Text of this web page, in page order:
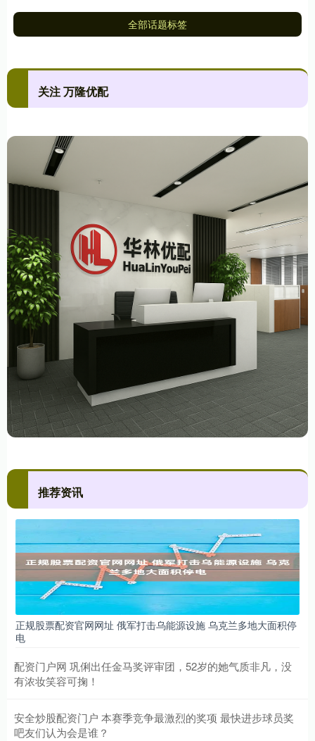
全部话题标签
关注 万隆优配
推荐资讯
正规股票配资官网网址 俄军打击乌能源设施 乌克兰多地大面积停
电
配资门户网 巩俐出任金马奖评审团，52岁的她气质非凡，没
有浓妆笑容可掬！
安全炒股配资门户 本赛季竞争最激烈的奖项 最快进步球员奖
吧友们认为会是谁？